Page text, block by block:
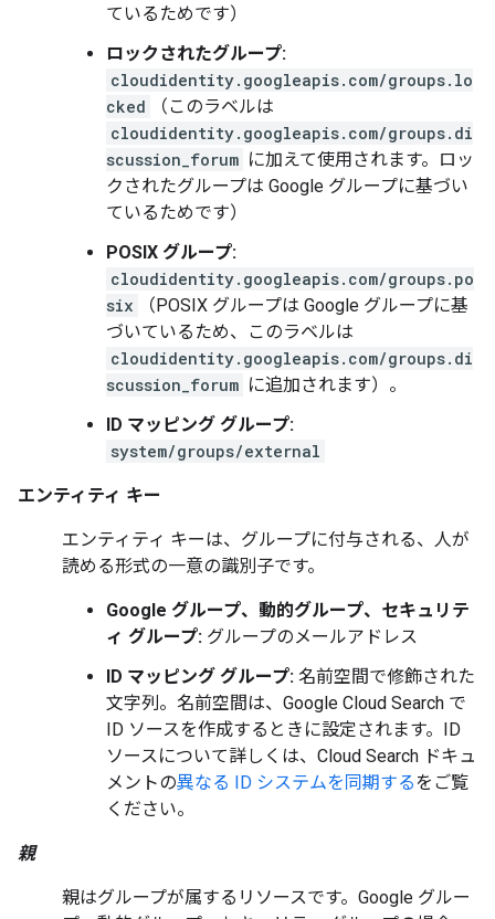
ているためです）
ロックされたグループ:
cloudidentity.googleapis.com/groups.lo
cked
（このラベルは
cloudidentity.googleapis.com/groups.di
scussion_forum に加えて使用されます。ロッ
クされたグループは Google グループに基づい
ているためです）
POSIX グループ:
cloudidentity.googleapis.com/groups.po
six
（POSIX グループは Google グループに基
づいているため、このラベルは
cloudidentity.googleapis.com/groups.di
scussion_forum に追加されます）。
ID マッピング グループ:
system/groups/external
エンティティ キー
エンティティ キーは、グループに付与される、人が
読める形式の一意の識別子です。
Google グループ、動的グループ、セキュリテ
ィ グループ: グループのメールアドレス
ID マッピング グループ: 名前空間で修飾された
文字列。名前空間は、Google Cloud Search で
ID ソースを作成するときに設定されます。ID
ソースについて詳しくは、Cloud Search ドキュ
メントの異なる ID システムを同期するをご覧
ください。
親
親はグループが属するリソースです。Google グルー